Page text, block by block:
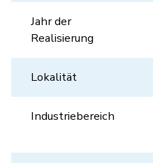
Jahr der
Realisierung
Lokalität
Industriebereich